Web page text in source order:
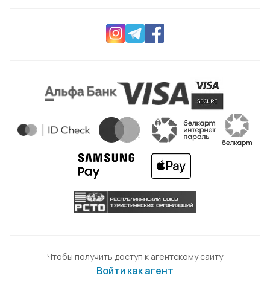
Чтобы получить доступ к агентскому сайту
Войти как агент